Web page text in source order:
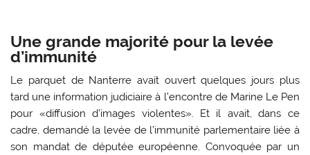
Une grande majorité pour la levée
d’immunité
Le parquet de Nanterre avait ouvert quelques jours plus
tard une information judiciaire à l’encontre de Marine Le Pen
pour «diffusion d’images violentes». Et il avait, dans ce
cadre, demandé la levée de l’immunité parlementaire liée à
son mandat de députée européenne. Convoquée par un